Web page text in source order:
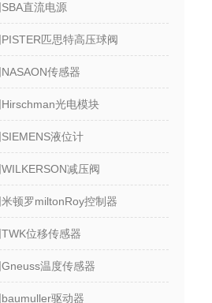
直流电源
匹思特高压球阀
传感器
光电模块
液位计
减压阀
顿罗miltonRoy控制器
位移传感器
温度传感器
驱动器